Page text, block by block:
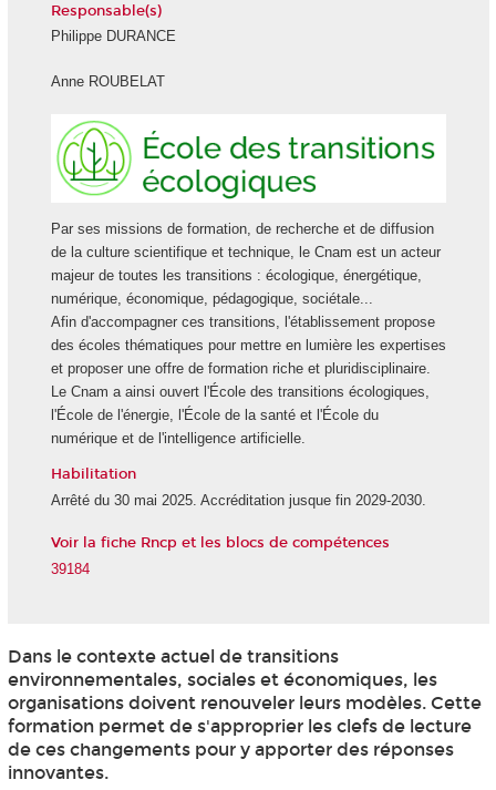
Responsable(s)
Philippe DURANCE
Anne ROUBELAT
Par ses missions de formation, de recherche et de diffusion
de la culture scientifique et technique, le Cnam est un acteur
majeur de toutes les transitions : écologique, énergétique,
numérique, économique, pédagogique, sociétale...
Afin d'accompagner ces transitions, l'établissement propose
des écoles thématiques pour mettre en lumière les expertises
et proposer une offre de formation riche et pluridisciplinaire.
Le Cnam a ainsi ouvert l'École des transitions écologiques,
l'École de l'énergie, l'École de la santé et l'École du
numérique et de l'intelligence artificielle.
Habilitation
Arrêté du 30 mai 2025. Accréditation jusque fin 2029-2030.
Voir la fiche Rncp et les blocs de compétences
39184
Dans le contexte actuel de transitions
environnementales, sociales et économiques, les
organisations doivent renouveler leurs modèles. Cette
formation permet de s'approprier les clefs de lecture
de ces changements pour y apporter des réponses
innovantes.